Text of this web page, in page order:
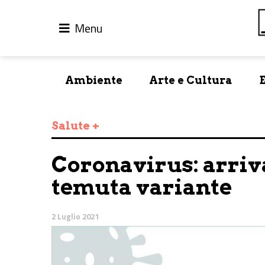
Menu
Ambiente Arte e Cultura
Salute +
Coronavirus:
temuta variante
2 Luglio 2021